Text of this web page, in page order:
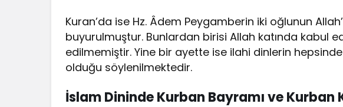
Kuran’da ise Hz. Âdem Peygamberin iki oğlunun
buyurulmuştur. Bunlardan birisi Allah katında kabul
edilmemiştir. Yine bir ayette ise ilahi dinlerin
olduğu söylenilmektedir.
İslam Dininde Kurban Bayramı veKurban